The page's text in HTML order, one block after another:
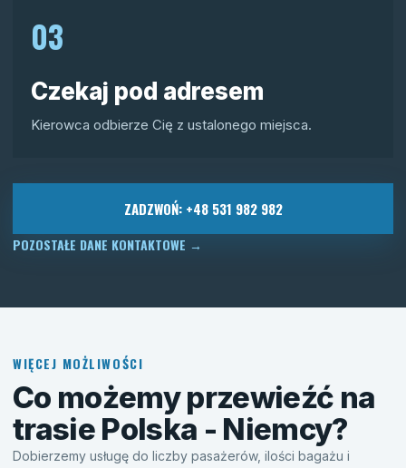
03
Czekaj pod adresem
Kierowca odbierze Cię z ustalonego miejsca.
ZADZWOŃ: +48 531 982 982
POZOSTAŁE DANE KONTAKTOWE →
WIĘCEJ MOŻLIWOŚCI
Co możemy przewieźć na
trasie Polska - Niemcy?
Dobierzemy usługę do liczby pasażerów, ilości bagażu i